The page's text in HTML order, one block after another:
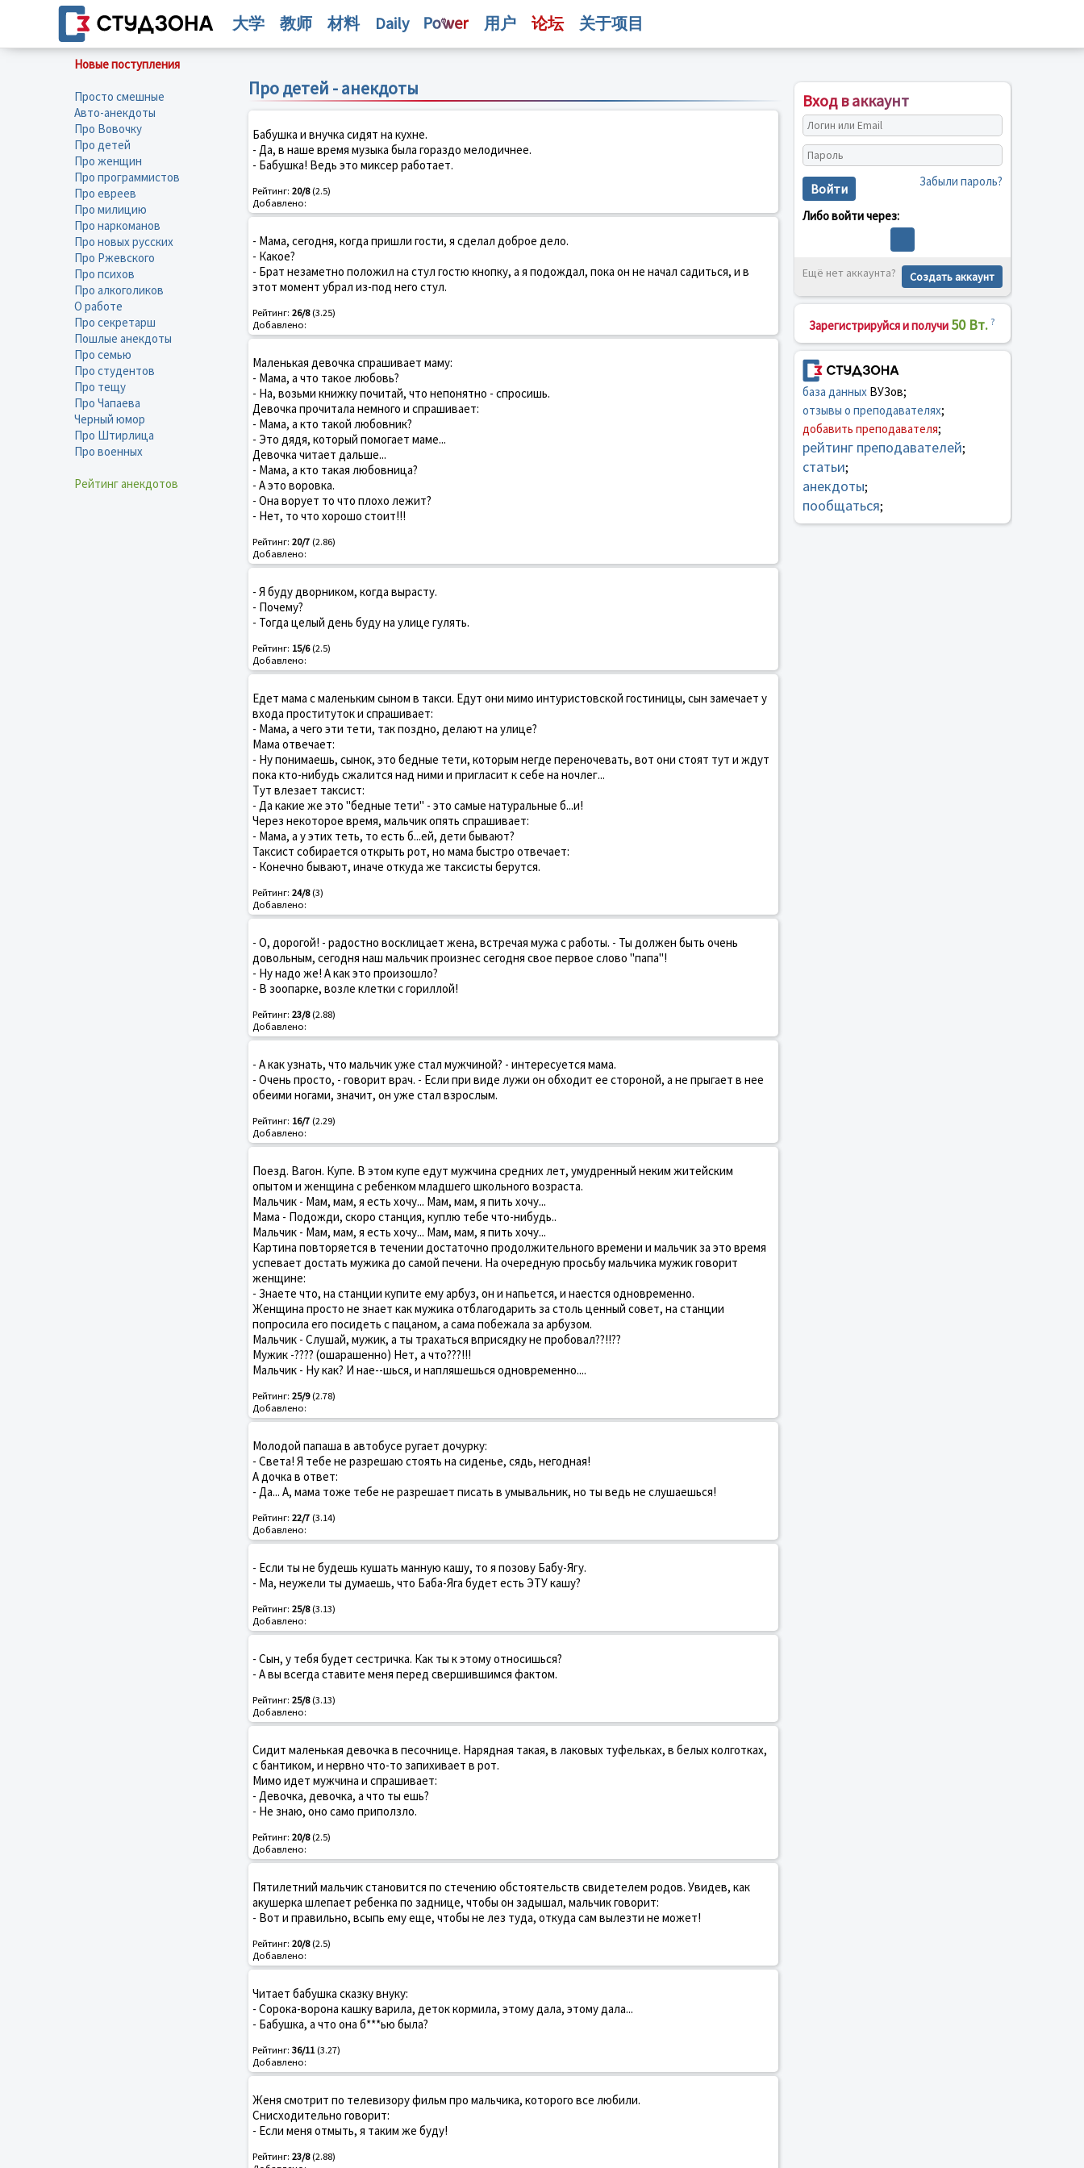
大学 教师 材料 Daily 用户 论坛 关于项目
Новые поступления
Просто смешные
Авто-анекдоты
Про Вовочку
Про детей
Про женщин
Про программистов
Про евреев
Про милицию
Про наркоманов
Про новых русских
Про Ржевского
Про психов
Про алкоголиков
О работе
Про секретарш
Пошлые анекдоты
Про семью
Про студентов
Про тещу
Про Чапаева
Черный юмор
Про Штирлица
Про военных
Рейтинг анекдотов
Про детей - анекдоты
Бабушка и внучка сидят на кухне.
- Да, в наше время музыка была гораздо мелодичнее.
- Бабушка! Ведь это миксер работает.
Рейтинг: 20/8(2.5)
Добавлено:
- Мама, сегодня, когда пришли гости, я сделал доброе дело.
- Какое?
- Брат незаметно положил на стул гостю кнопку, а я подождал, пока он не начал садиться, и в
этот момент убрал из-под него стул.
Рейтинг: 26/8(3.25)
Добавлено:
Маленькая девочка спрашивает маму:
- Мама, а что такое любовь?
- На, возьми книжку почитай, что непонятно - спросишь.
Девочка прочитала немного и спрашивает:
- Мама, а кто такой любовник?
- Это дядя, который помогает маме...
Девочка читает дальше...
- Мама, а кто такая любовница?
- А это воровка.
- Она ворует то что плохо лежит?
- Нет, то что хорошо стоит!!!
Рейтинг: 20/7(2.86)
Добавлено:
- Я буду дворником, когда вырасту.
- Почему?
- Тогда целый день буду на улице гулять.
Рейтинг: 15/6(2.5)
Добавлено:
Едет мама с маленьким сыном в такси. Едут они мимо интуристовской гостиницы, сын замечает у
входа проституток и спрашивает:
- Мама, а чего эти тети, так поздно, делают на улице?
Мама отвечает:
- Ну понимаешь, сынок, это бедные тети, которым негде переночевать, вот они стоят тут и ждут
пока кто-нибудь сжалится над ними и пригласит к себе на ночлег...
Тут влезает таксист:
- Да какие же это "бедные тети" - это самые натуральные б...и!
Через некоторое время, мальчик опять спрашивает:
- Мама, а у этих теть, то есть б...ей, дети бывают?
Таксист собирается открыть рот, но мама быстро отвечает:
- Конечно бывают, иначе откуда же таксисты берутся.
Рейтинг: 24/8(3)
Добавлено:
- О, дорогой! - радостно восклицает жена, встречая мужа с работы. - Ты должен быть очень
довольным, сегодня наш мальчик произнес сегодня свое первое слово "папа"!
- Ну надо же! А как это произошло?
- В зоопарке, возле клетки с гориллой!
Рейтинг: 23/8(2.88)
Добавлено:
- А как узнать, что мальчик уже стал мужчиной? - интересуется мама.
- Очень просто, - говорит врач. - Если при виде лужи он обходит ее стороной, а не прыгает в нее
обеими ногами, значит, он уже стал взрослым.
Рейтинг: 16/7(2.29)
Добавлено:
Поезд. Вагон. Купе. В этом купе едут мужчина средних лет, умудренный неким житейским
опытом и женщина с ребенком младшего школьного возраста.
Мальчик - Мам, мам, я есть хочу... Мам, мам, я пить хочу...
Мама - Подожди, скоро станция, куплю тебе что-нибудь..
Мальчик - Мам, мам, я есть хочу... Мам, мам, я пить хочу...
Картина повторяется в течении достаточно продолжительного времени и мальчик за это время
успевает достать мужика до самой печени. На очередную просьбу мальчика мужик говорит
женщине:
- Знаете что, на станции купите ему арбуз, он и напьется, и наестся одновременно.
Женщина просто не знает как мужика отблагодарить за столь ценный совет, на станции
попросила его посидеть с пацаном, а сама побежала за арбузом.
Мальчик - Слушай, мужик, а ты трахаться вприсядку не пробовал??!!??
Мужик -???? (ошарашенно) Нет, а что???!!!
Мальчик - Ну как? И нае--шься, и напляшешься одновременно....
Рейтинг: 25/9(2.78)
Добавлено:
Молодой папаша в автобусе ругает дочурку:
- Света! Я тебе не разрешаю стоять на сиденье, сядь, негодная!
А дочка в ответ:
- Да... А, мама тоже тебе не разрешает писать в умывальник, но ты ведь не слушаешься!
Рейтинг: 22/7(3.14)
Добавлено:
- Если ты не будешь кушать манную кашу, то я позову Бабу-Ягу.
- Ма, неужели ты думаешь, что Баба-Яга будет есть ЭТУ кашу?
Рейтинг: 25/8(3.13)
Добавлено:
- Сын, у тебя будет сестричка. Как ты к этому относишься?
- А вы всегда ставите меня перед свершившимся фактом.
Рейтинг: 25/8(3.13)
Добавлено:
Сидит маленькая девочка в песочнице. Нарядная такая, в лаковых туфельках, в белых колготках,
с бантиком, и нервно что-то запихивает в рот.
Мимо идет мужчина и спрашивает:
- Девочка, девочка, а что ты ешь?
- Не знаю, оно само приползло.
Рейтинг: 20/8(2.5)
Добавлено:
Пятилетний мальчик становится по стечению обстоятельств свидетелем родов. Увидев, как
акушерка шлепает ребенка по заднице, чтобы он задышал, мальчик говорит:
- Вот и правильно, всыпь ему еще, чтобы не лез туда, откуда сам вылезти не может!
Рейтинг: 20/8(2.5)
Добавлено:
Читает бабушка сказку внуку:
- Сорока-ворона кашку варила, деток кормила, этому дала, этому дала...
- Бабушка, а что она б***ью была?
Рейтинг: 36/11(3.27)
Добавлено:
Женя смотрит по телевизору фильм про мальчика, которого все любили.
Снисходительно говорит:
- Если меня отмыть, я таким же буду!
Рейтинг: 23/8(2.88)
Вход в аккаунт
Войти Забыли пароль?
Либо войти через:
Ещё нет аккаунта? Создать аккаунт
Зарегистрируйся и получи 50 Вт. ?
база данныхВУЗов;
отзывы о преподавателях;
добавить преподавателя;
рейтинг преподавателей;
статьи;
анекдоты;
пообщаться;